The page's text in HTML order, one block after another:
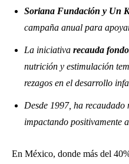
Soriana Fundación y Un
campaña anual para
La iniciativa recauda
nutrición y estimulación
rezagos en el desarrollo
Desde 1997, ha recaudado
impactando positivamente
En México, donde más del